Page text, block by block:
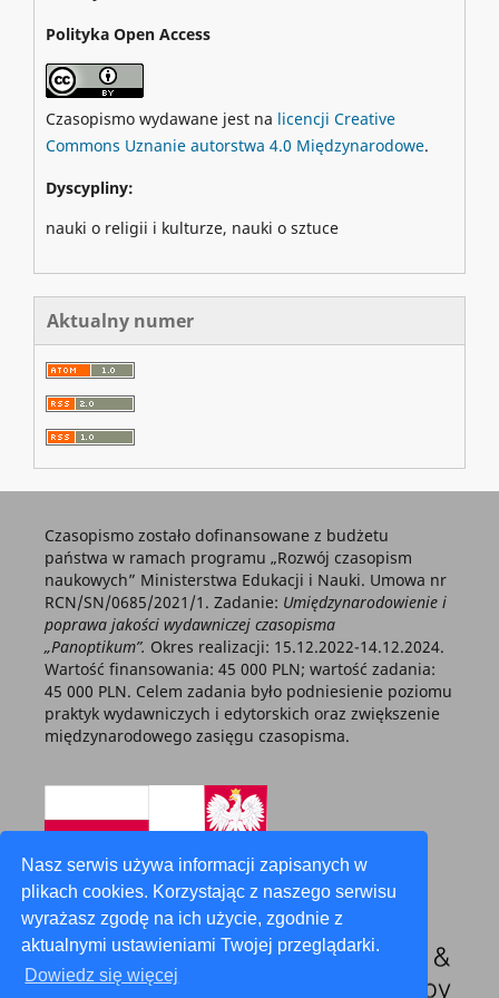
Nasz serwis używa informacji zapisanych w
plikach cookies. Korzystając z naszego serwisu
wyrażasz zgodę na ich użycie, zgodnie z
aktualnymi ustawieniami Twojej przeglądarki.
Dowiedz się więcej
Polityka Open Access
Czasopismo wydawane jest na licencji Creative
Commons Uznanie autorstwa 4.0 Międzynarodowe.
Dyscypliny:
nauki o religii i kulturze, nauki o sztuce
Aktualny numer
Czasopismo zostało dofinansowane z budżetu
państwa w ramach programu „Rozwój czasopism
naukowych” Ministerstwa Edukacji i Nauki. Umowa nr
RCN/SN/0685/2021/1. Zadanie: Umiędzynarodowienie i
poprawa jakości wydawniczej czasopisma
„Panoptikum”. Okres realizacji: 15.12.2022-14.12.2024.
Wartość finansowania: 45 000 PLN; wartość zadania:
45 000 PLN. Celem zadania było podniesienie poziomu
praktyk wydawniczych i edytorskich oraz zwiększenie
międzynarodowego zasięgu czasopisma.